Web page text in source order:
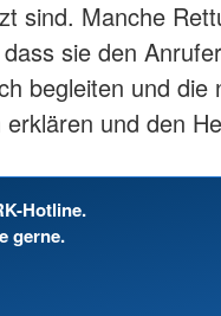
sind. Manche
sie den
begleiten und die
und den
Hotline.
gerne.